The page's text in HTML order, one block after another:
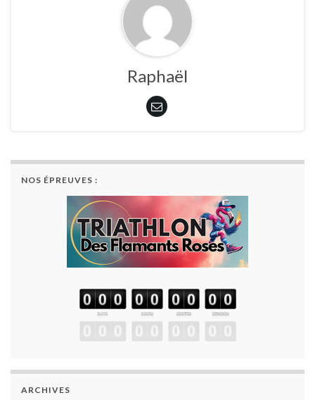
Raphaël
NOS ÉPREUVES :
ARCHIVES